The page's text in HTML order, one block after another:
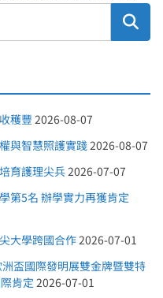
穫豐 2026-08-07
與智慧照護實踐 2026-08-07
育護理尖兵 2026-07-07
第5名 辦學實力再獲肯定
大學跨國合作 2026-07-01
盃國際發明展雙金牌暨雙特
肯定 2026-07-01